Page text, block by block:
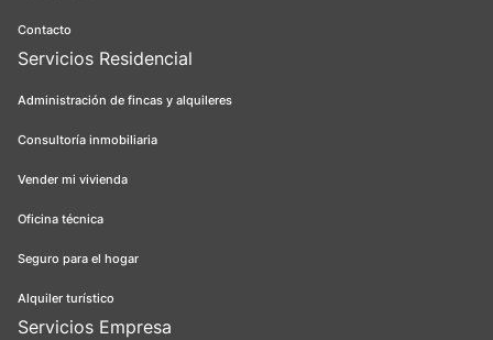
Contacto
Servicios Residencial
Administración de fincas y alquileres
Consultoría inmobiliaria
Vender mi vivienda
Oficina técnica
Seguro para el hogar
Alquiler turístico
Servicios Empresa